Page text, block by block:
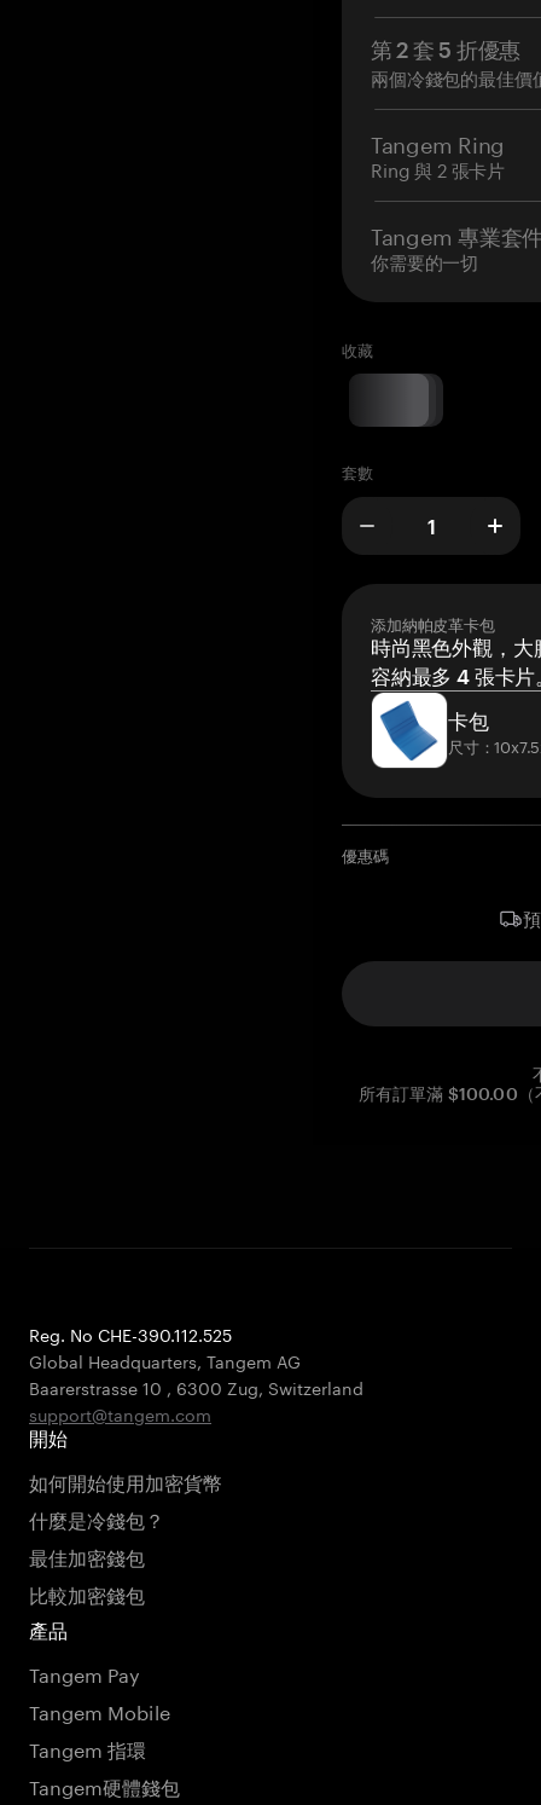
第 2 套 5 折優惠
兩個冷錢包的最佳價
Tangem Ring
Ring 與 2 張卡片
Tangem 專業套
你需要的一切
收藏
套數
添加納帕皮革卡包
時尚黑色外觀，大
容納最多 4 張卡片
卡包
尺寸：
優惠碼
所有訂單滿 $100.00（
Reg. No CHE-390.112.525
Global Headquarters, Tangem AG
Baarerstrasse 10 , 6300 Zug, Switzerland
support@tangem.com
開始
如何開始使用加密貨幣
什麼是冷錢包？
最佳加密錢包
比較加密錢包
產品
Tangem Pay
Tangem Mobile
Tangem 指環
Tangem硬體錢包